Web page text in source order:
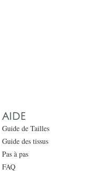
AIDE
Guide de Tailles
Guide des tissus
Pas à pas
FAQ